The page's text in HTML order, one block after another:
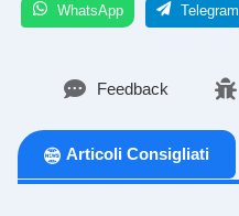
WhatsApp Telegram
Feedback
Articoli Consigliati